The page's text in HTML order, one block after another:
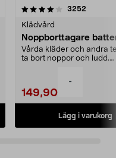
-
3252
Klädvård
Noppborttagare
Vårda kläder och andra
ta bort noppor och ludd.
149,90
Lägg i varukorg
4.5av 5 stjärnor